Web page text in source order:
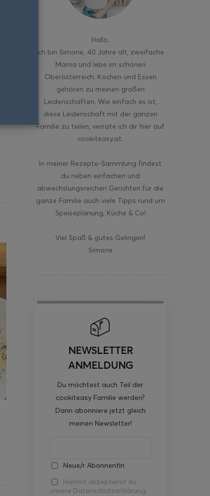
Hallo
ich bin Simone, 40 Jahre alt, zweifache
Mama und lebe im schönen
Oberösterreich. Kochen und Essen
gehören zu meinen großen
Leidenschaften. Wie einfach es ist,
diese Leidenschaft mit der ganzen
Familie zu teilen, verrate ich dir hier auf
cookiteasy.at.
In meiner Rezepte-Sammlung findest
du neben einfachen und
abwechslungsreichen Gerichten für die
ganze Familie auch viele Tipps rund um
Speiseplanung, Küche & Co!
Viel Spaß & gutes Gelingen!
Simone
NEWSLETTER
ANMELDUNG
Du möchtest auch Teil der
cookiteasy Familie werden?
Dann abonniere jetzt gleich
meinen Newsletter!
Neue/r AbonnentIn
Hiermit akzeptierst du
unsere Datenschutzerklärung.